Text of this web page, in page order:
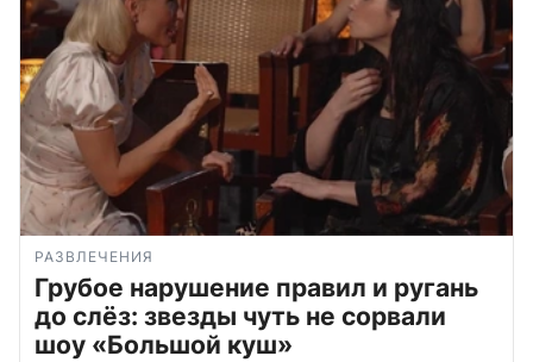
РАЗВЛЕЧЕНИЯ
Грубое нарушение правил и ругань
до слёз: звезды чуть не сорвали
шоу «Большой куш»